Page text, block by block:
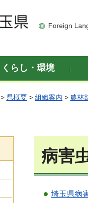
Foreign
くらし・環境
> 県概要 > 組織案内 > 農林
病害
埼玉県病